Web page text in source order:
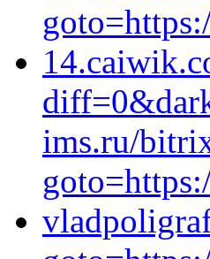
ims.ru/